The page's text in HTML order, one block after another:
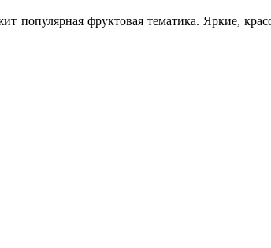
популярная фруктовая тематика. Яркие,